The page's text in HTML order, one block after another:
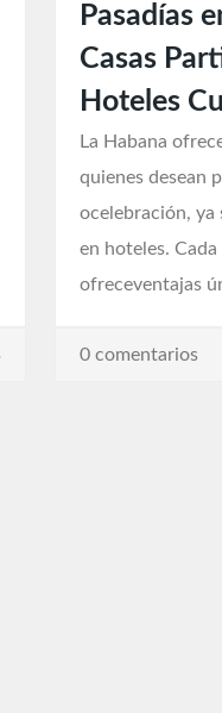
Pasadías
Casas
Hoteles
La Habana
quienes desean
ocelebración, ya
en hoteles.
ofreceventajas
0 comentarios